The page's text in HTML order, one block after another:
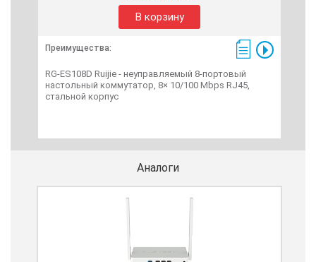
В корзину
Преимущества:
RG-ES108D Ruijie - неуправляемый 8-портовый
настольный коммутатор, 8× 10/100 Mbps RJ45,
стальной корпус
Аналоги